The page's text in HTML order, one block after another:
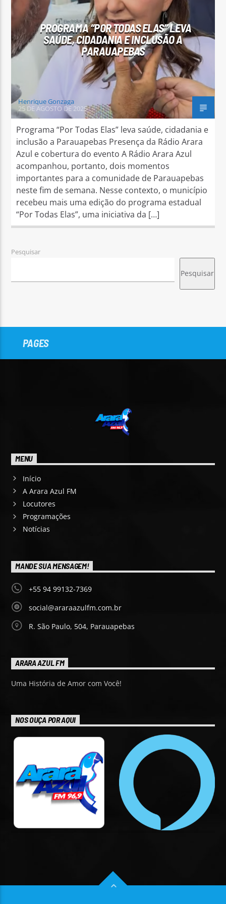
Arara Azul FM
PROGRAMA “POR TODAS ELAS” LEVA
SAÚDE, CIDADANIA E INCLUSÃO A
PARAUAPEBAS
Henrique Gonzaga
25 DE AGOSTO DE 2025
Programa “Por Todas Elas” leva saúde, cidadania e
inclusão a Parauapebas Presença da Rádio Arara
Azul e cobertura do evento A Rádio Arara Azul
acompanhou, portanto, dois momentos
importantes para a comunidade de Parauapebas
neste fim de semana. Nesse contexto, o município
recebeu mais uma edição do programa estadual
“Por Todas Elas”, uma iniciativa da […]
Pesquisar
Pesquisar
PAGES
MENU
Início
A Arara Azul FM
Locutores
Programações
Notícias
MANDE SUA MENSAGEM!
+55 94 99132-7369
social@araraazulfm.com.br
R. São Paulo, 504, Parauapebas
ARARA AZUL FM
Uma História de Amor com Você!
NOS OUÇA POR AQUI